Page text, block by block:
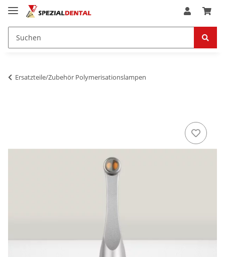
Ersatzteile/Zubehör Polymerisationslampen